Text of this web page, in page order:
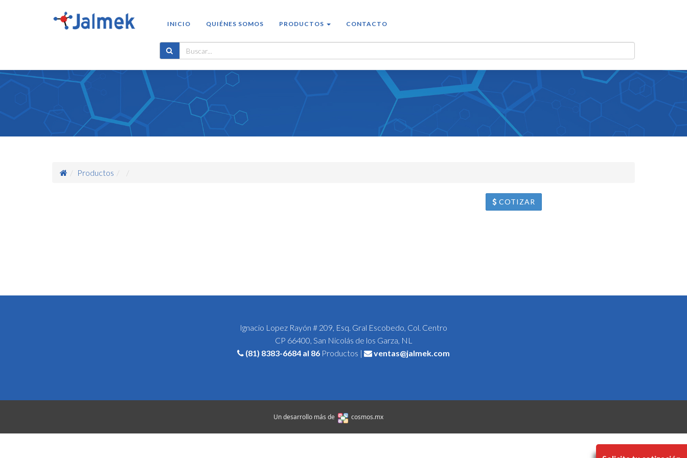
INICIO QUIÉNES SOMOS PRODUCTOS CONTACTO
Productos
COTIZAR
Ignacio Lopez Rayón # 209, Esq. Gral Escobedo, Col. Centro
CP 66400, San Nicolás de los Garza, NL
(81) 8383-6684 al 86 Productos | ventas@jalmek.com
Un desarrollo más de cosmos.mx